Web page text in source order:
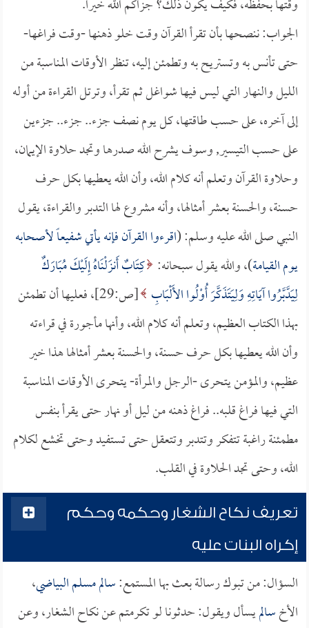
وقتها بحفظه، فكيف يكون ذلك؟ جزاكم الله خيراً.
الجواب: ننصحها بأن تقرأ القرآن وقت خلو ذهنها -وقت فراغها-
حتى تأنس به وتستريح به وتطمئن إليه، تنظر الأوقات المناسبة من
الليل والنهار التي ليس فيها شواغل ثم تقرأ، وترتل القراءة من أوله
إلى آخره، على حسب طاقتها، كل يوم نصف جزء.. جزء.. جزءين
على حسب التيسير, وسوف يشرح الله صدرها وتجد حلاوة الإيمان،
وحلاوة القرآن وتعلم أنه كلام الله، وأن الله يعطيها بكل حرف
حسنة، والحسنة بعشر أمثالها، وأنه مشروع لها التدبر والقراءة، يقول
النبي صلى الله عليه وسلم: (اقرءوا القرآن فإنه يأتي شفيعاً لأصحابه
يوم القيامة)، والله يقول سبحانه: كِتَابٌ أَنزَلْنَاهُ إِلَيْكَ مُبَارَكٌ
لِيَدَّبَّرُوا آيَاتِهِ وَلِيَتَذَكَّرَ أُوْلُوا الأَلْبَابِ
[ص:29]، فعليها أن تطمئن
بهذا الكتاب العظيم، وتعلم أنه كلام الله، وأنها مأجورة في قراءته
وأن الله يعطيها بكل حرف حسنة، والحسنة بعشر أمثالها هذا خير
عظيم، والمؤمن يتحرى -الرجل والمرأة- يتحرى الأوقات المناسبة
التي فيها فراغ قلبه.. فراغ ذهنه من ليل أو نهار حتى يقرأ بنفس
مطمئنة راغبة تتفكر وتتدبر وتتعقل حتى تستفيد وحتى تخشع لكلام
الله، وحتى تجد الحلاوة في القلب.
تعريف نكاح الشغار وحكمه وحكم
إكراه البنات عليه
السؤال: من تبوك رسالة بعث بها المستمع:سالم مسلم البياضي،
الأخسالميسأل ويقول: حدثونا لو تكرمتم عن نكاح الشغار، وعن